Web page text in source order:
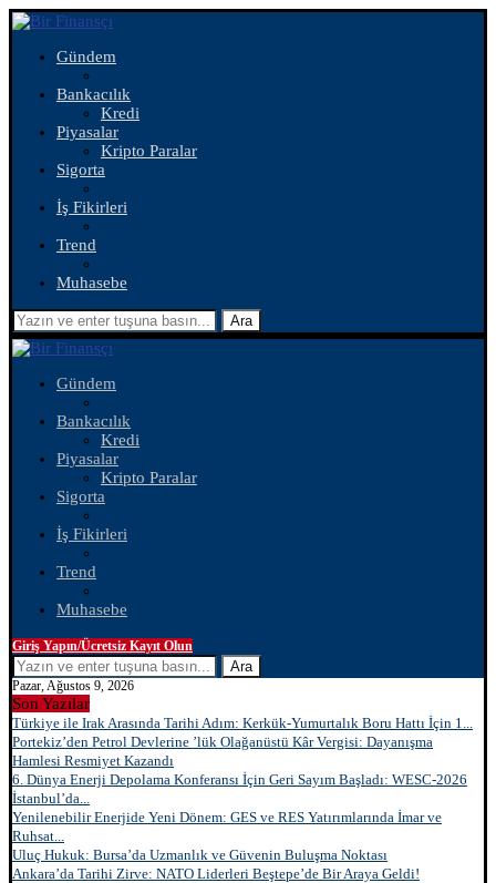
Gündem
Bankacılık
Kredi
Piyasalar
Kripto Paralar
Sigorta
İş Fikirleri
Trend
Muhasebe
Ara
Gündem
Bankacılık
Kredi
Piyasalar
Kripto Paralar
Sigorta
İş Fikirleri
Trend
Muhasebe
Giriş Yapın/Ücretsiz Kayıt Olun
Ara
Pazar, Ağustos 9, 2026
Son Yazılar
Türkiye ile Irak Arasında Tarihi Adım: Kerkük-Yumurtalık Boru Hattı İçin 1...
Portekiz’den Petrol Devlerine ’lük Olağanüstü Kâr Vergisi: Dayanışma
Hamlesi Resmiyet Kazandı
6. Dünya Enerji Depolama Konferansı İçin Geri Sayım Başladı: WESC-2026
İstanbul’da...
Yenilenebilir Enerjide Yeni Dönem: GES ve RES Yatırımlarında İmar ve
Ruhsat...
Uluç Hukuk: Bursa’da Uzmanlık ve Güvenin Buluşma Noktası
Ankara’da Tarihi Zirve: NATO Liderleri Beştepe’de Bir Araya Geldi!